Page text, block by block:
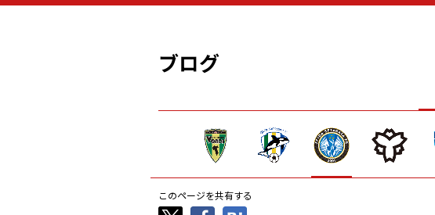
- - -
ブログ
このページを共有する